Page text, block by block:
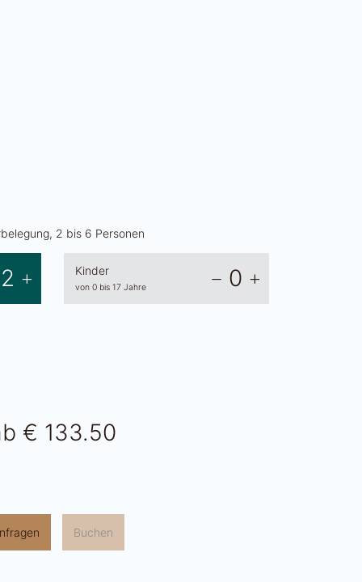
2 bis 6 Personen
2 Kinder
von 0 bis 17 Jahre 0
€ 133.50
Buchen